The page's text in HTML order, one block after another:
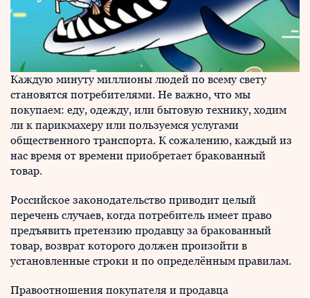
Каждую минуту миллионы людей по всему свету
становятся потребителями. Не важно, что мы
покупаем: еду, одежду, или бытовую технику, ходим
ли к парикмахеру или пользуемся услугами
общественного транспорта. К сожалению, каждый из
нас время от времени приобретает бракованный
товар.
Российское законодательство приводит целый
перечень случаев, когда потребитель имеет право
предъявить претензию продавцу за бракованный
товар, возврат которого должен произойти в
установленные строки и по определённым правилам.
Правоотношения покупателя и продавца